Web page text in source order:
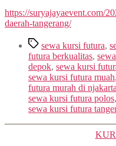
https://suryajayaevent.com/
daerah-tangerang/
Tagssewa kursi futura,
futura berkualitas,
depok, sewa kursi
sewa kursi futura muah,
futura murah di njakarta
sewa kursi futura polos,
sewa kursi futura